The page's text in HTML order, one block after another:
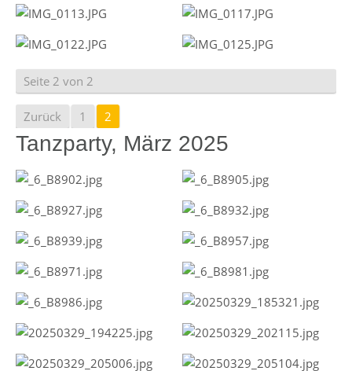
Seite 2 von 2
Zurück 1 2
Tanzparty, März 2025